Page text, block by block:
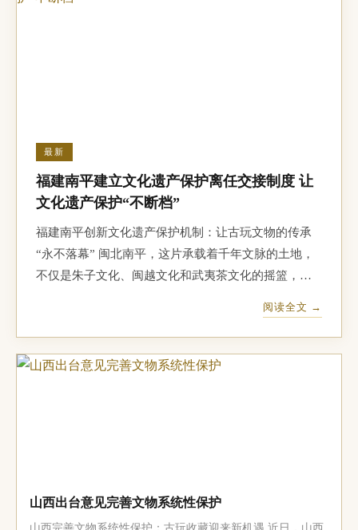
最新
福建南平建立文化遗产保护离任交接制度 让
文化遗产保护“不断档”
福建南平创新文化遗产保护机制：让古玩文物的传承
“永不落幕” 闽北南平，这片承载着千年文脉的土地，
不仅是朱子文化、闽越文化和武夷茶文化的摇篮，更
遗产资源最为丰富的地区之一，南平拥有3920处不可
移动文物点和632处各级文物保护单位，这些珍贵的文
化遗产犹如一颗颗璀...
阅读全文 →
山西出台意见完善文物系统性保护